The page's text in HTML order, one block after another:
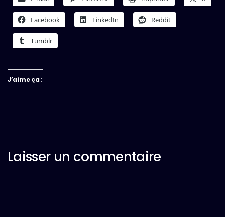
Facebook LinkedIn Reddit
Tumblr
J’aime ça :
Laisser un commentaire